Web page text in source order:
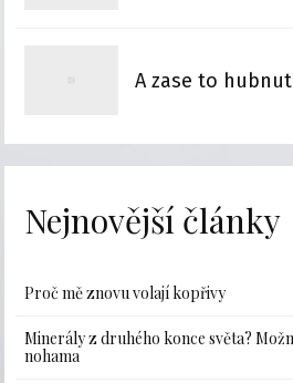
A zase to
Nejnovější články
Proč mě znovu volají kopřivy
Minerály z druhého konce světa?
nohama